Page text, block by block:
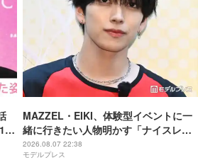
MAZZEL・EIKI、体験型イベントに一
緒に行きたい人物明かす「ナイスレシ
ーブするまで終わらない」
2026.08.07 22:38
モデルプレス